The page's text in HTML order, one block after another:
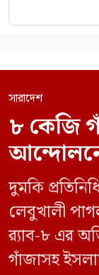
সারাদেশ
৮ কেজি
দুমকি
লেবুখালী
র‍্যাব-৮ এর
গাঁজাসহ